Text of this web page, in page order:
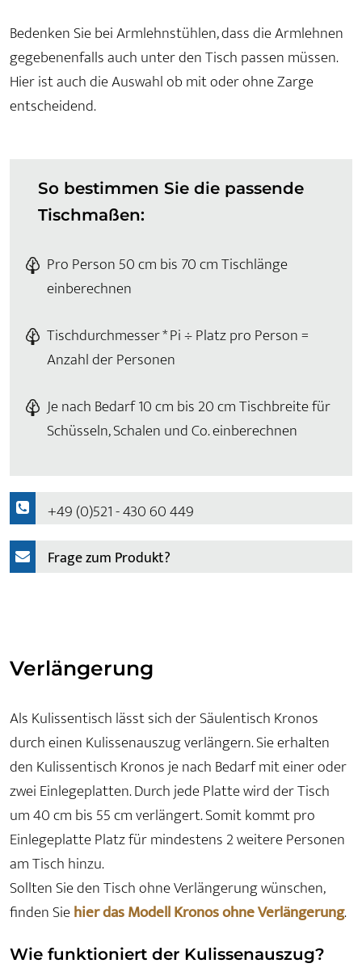
Bedenken Sie bei Armlehnstühlen, dass die Armlehnen
gegebenenfalls auch unter den Tisch passen müssen.
Hier ist auch die Auswahl ob mit oder ohne Zarge
entscheidend.
So bestimmen Sie die passende
Tischmaßen:
Pro Person 50 cm bis 70 cm Tischlänge
einberechnen
Tischdurchmesser * Pi ÷ Platz pro Person =
Anzahl der Personen
Je nach Bedarf 10 cm bis 20 cm Tischbreite für
Schüsseln, Schalen und Co. einberechnen
+49 (0)521 - 430 60 449
Frage zum Produkt?
Verlängerung
Als Kulissentisch lässt sich der Säulentisch Kronos
durch einen Kulissenauszug verlängern. Sie erhalten
den Kulissentisch Kronos je nach Bedarf mit einer oder
zwei Einlegeplatten. Durch jede Platte wird der Tisch
um 40 cm bis 55 cm verlängert. Somit kommt pro
Einlegeplatte Platz für mindestens 2 weitere Personen
am Tisch hinzu.
Sollten Sie den Tisch ohne Verlängerung wünschen,
finden Siehier das Modell Kronos ohne Verlängerung.
Wie funktioniert der Kulissenauszug?